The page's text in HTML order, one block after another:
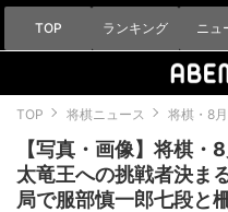
TOP ランキング ニュ
TOP 将棋ニュース 将棋・8
【写真・画像】将棋
太竜王への挑戦者決ま
局で服部慎一郎七段と